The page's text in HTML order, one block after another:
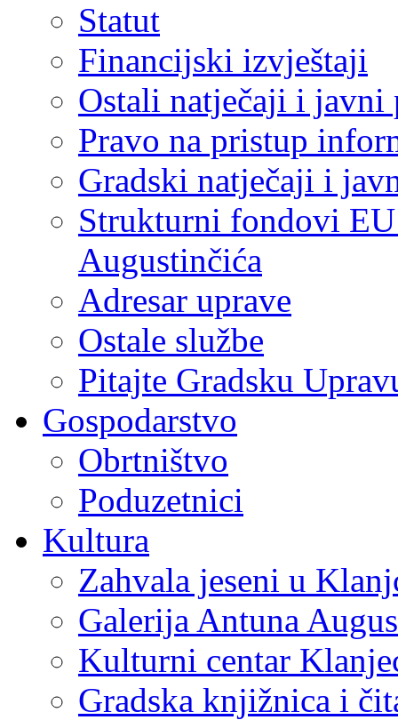
Statut
Financijski izvještaji
Ostali natječaji i javni
Pravo na pristup
Gradski natječaji i
Strukturni fondovi
Augustinčića
Adresar uprave
Ostale službe
Pitajte Gradsku
Gospodarstvo
Obrtništvo
Poduzetnici
Kultura
Zahvala jeseni u
Galerija Antuna
Kulturni centar
Gradska knjižnica i